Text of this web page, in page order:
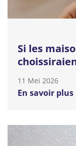
Si les
11 Mei 2026
En savoir plus